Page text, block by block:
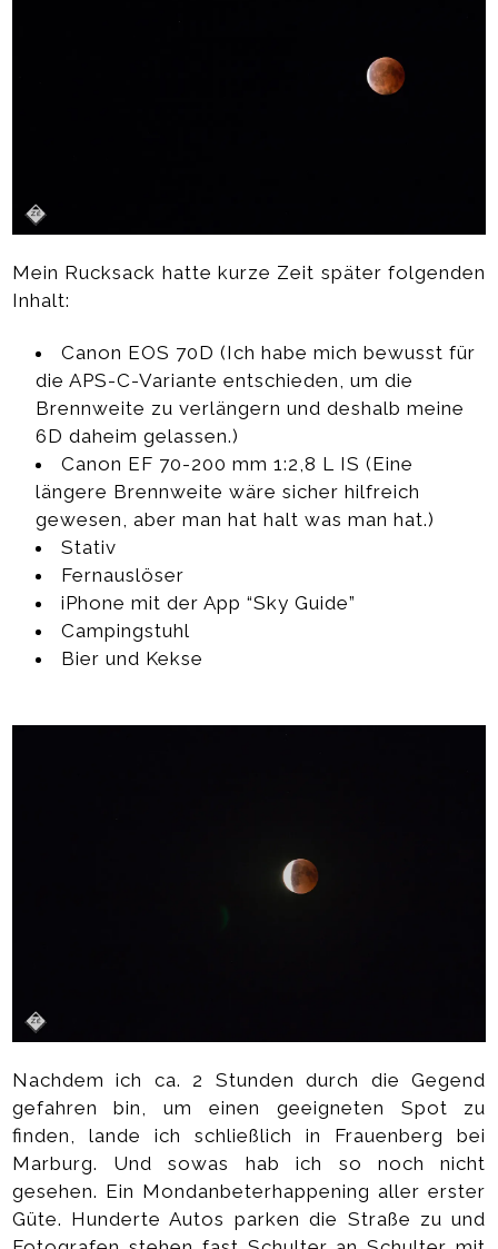
Mein Rucksack hatte kurze Zeit später folgenden
Inhalt:
Canon EOS 70D (Ich habe mich bewusst für
die APS-C-Variante entschieden, um die
Brennweite zu verlängern und deshalb meine
6D daheim gelassen.)
Canon EF 70-200 mm 1:2,8 L IS (Eine
längere Brennweite wäre sicher hilfreich
gewesen, aber man hat halt was man hat.)
Stativ
Fernauslöser
iPhone mit der App “Sky Guide”
Campingstuhl
Bier und Kekse
Nachdem ich ca. 2 Stunden durch die Gegend
gefahren bin, um einen geeigneten Spot zu
finden, lande ich schließlich in Frauenberg bei
Marburg. Und sowas hab ich so noch nicht
gesehen. Ein Mondanbeterhappening aller erster
Güte. Hunderte Autos parken die Straße zu und